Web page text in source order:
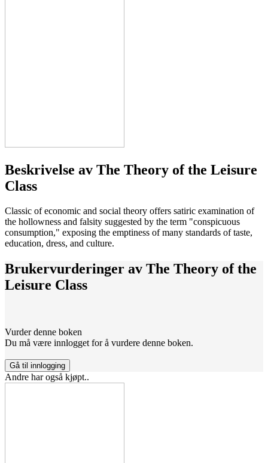
Beskrivelse av The Theory of the Leisure
Class
Classic of economic and social theory offers satiric examination of
the hollowness and falsity suggested by the term "conspicuous
consumption," exposing the emptiness of many standards of taste,
education, dress, and culture.
Brukervurderinger av The Theory of the
Leisure Class
Vurder denne boken
Du må være innlogget for å vurdere denne boken.
Gå til innlogging
Andre har også kjøpt..